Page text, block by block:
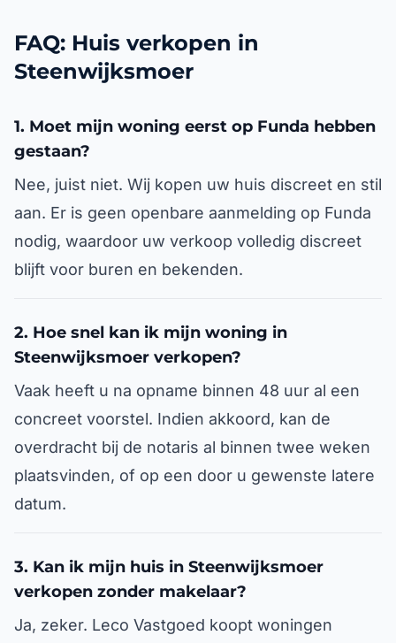
FAQ: Huis verkopen in
Steenwijksmoer
1. Moet mijn woning eerst op Funda hebben
gestaan?
Nee, juist niet. Wij kopen uw huis discreet en stil
aan. Er is geen openbare aanmelding op Funda
nodig, waardoor uw verkoop volledig discreet
blijft voor buren en bekenden.
2. Hoe snel kan ik mijn woning in
Steenwijksmoer verkopen?
Vaak heeft u na opname binnen 48 uur al een
concreet voorstel. Indien akkoord, kan de
overdracht bij de notaris al binnen twee weken
plaatsvinden, of op een door u gewenste latere
datum.
3. Kan ik mijn huis in Steenwijksmoer
verkopen zonder makelaar?
Ja, zeker. Leco Vastgoed koopt woningen